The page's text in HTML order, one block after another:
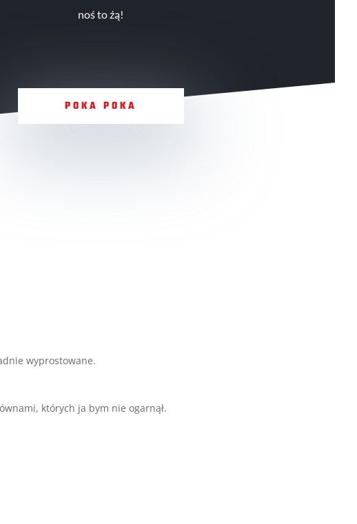
noś to źą!
POKA POKA
wyprostowane.
których ja bym nie ogarnął.